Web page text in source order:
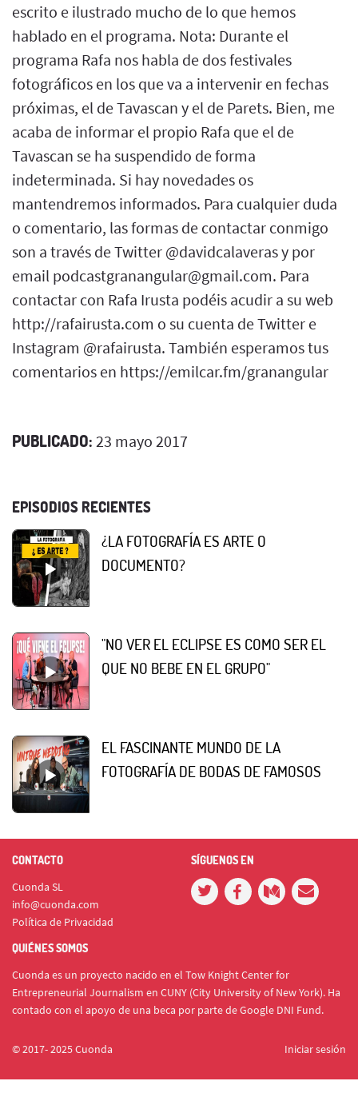
escrito e ilustrado mucho de lo que hemos
hablado en el programa. Nota: Durante el
programa Rafa nos habla de dos festivales
fotográficos en los que va a intervenir en fechas
próximas, el de Tavascan y el de Parets. Bien, me
acaba de informar el propio Rafa que el de
Tavascan se ha suspendido de forma
indeterminada. Si hay novedades os
mantendremos informados. Para cualquier duda
o comentario, las formas de contactar conmigo
son a través de Twitter @davidcalaveras y por
email podcastgranangular@gmail.com. Para
contactar con Rafa Irusta podéis acudir a su web
http://rafairusta.com o su cuenta de Twitter e
Instagram @rafairusta. También esperamos tus
comentarios en https://emilcar.fm/granangular
PUBLICADO: 23 mayo 2017
EPISODIOS RECIENTES
¿LA FOTOGRAFÍA ES ARTE O
DOCUMENTO?
"NO VER EL ECLIPSE ES COMO SER EL
QUE NO BEBE EN EL GRUPO"
EL FASCINANTE MUNDO DE LA
FOTOGRAFÍA DE BODAS DE FAMOSOS
CONTACTO
Cuonda SL
info@cuonda.com
Política de Privacidad
SÍGUENOS EN
QUIÉNES SOMOS
Cuonda es un proyecto nacido en el Tow Knight Center for
Entrepreneurial Journalism en CUNY (City University of New York). Ha
contado con el apoyo de una beca por parte de Google DNI Fund.
© 2017- 2025 Cuonda Iniciar sesión